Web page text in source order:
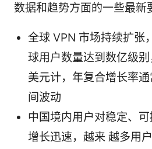
数据和趋势方面的一些最新
全球 VPN 市场持续扩
球用户数量达到数亿级
美元计，年复合增长率
间波动
中国境内用户对稳定、
增长迅速，越来 越多用